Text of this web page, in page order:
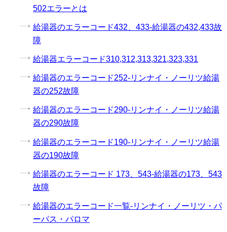
502エラーとは
給湯器のエラーコード432、433-給湯器の432,433故
障
給湯器エラーコード310,312,313,321,323,331
給湯器のエラーコード252-リンナイ・ノーリツ給湯
器の252故障
給湯器のエラーコード290-リンナイ・ノーリツ給湯
器の290故障
給湯器のエラーコード190-リンナイ・ノーリツ給湯
器の190故障
給湯器のエラーコード 173、543-給湯器の173、543
故障
給湯器のエラーコード一覧-リンナイ・ノーリツ・パ
ーパス・パロマ